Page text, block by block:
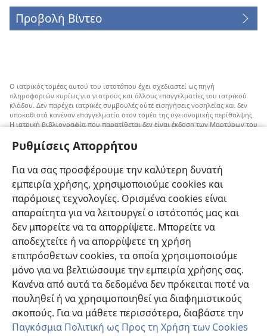
Ρυθμίσεις Απορρήτου
Για να σας προσφέρουμε την καλύτερη δυνατή
εμπειρία χρήσης, χρησιμοποιούμε cookies και
παρόμοιες τεχνολογίες. Ορισμένα cookies είναι
απαραίτητα για να λειτουργεί ο ιστότοπός μας και
δεν μπορείτε να τα απορρίψετε. Μπορείτε να
αποδεχτείτε ή να απορρίψετε τη χρήση
επιπρόσθετων cookies, τα οποία χρησιμοποιούμε
μόνο για να βελτιώσουμε την εμπειρία χρήσης σας.
Κανένα από αυτά τα δεδομένα δεν πρόκειται ποτέ να
πουληθεί ή να χρησιμοποιηθεί για διαφημιστικούς
σκοπούς. Για να μάθετε περισσότερα, διαβάστε την
Παγκόσμια Πολιτική ως Προς τη Χρήση των Cookies
Προβολή Βίντεο
Ο ιατρικός τομέας αυτού του ιστοτόπου έχει σχεδιαστεί ως πηγή
πληροφοριών κυρίως για γιατρούς και άλλους επαγγελματίες του ιατρικού
κλάδου. Δεν παρέχει ιατρικές συμβουλές ούτε εισηγήσεις νοσηλείας και δεν
υποκαθιστά κανέναν επαγγελματία στον τομέα της υγειονομικής περίθαλψης.
Η ιατρική βιβλιογραφία που παρατίθεται δεν είναι έκδοση των Μαρτύρων του
μπορούν να ληφθούν υπόψη. Αποτελεί ευθύνη του κάθε επαγγελματία στον
τομέα της υγειονομικής περίθαλψης να είναι ενήμερος για τυχόν νέες
παίρνει αποφάσεις που συμφωνούν με την ιατρική του κατάσταση, τις
επιθυμίες του, τις αξίες του και τις πεποιθήσεις του. Δεν είναι όλες οι μέθοδοι
που εμφανίζονται εδώ κατάλληλες ή αποδεκτές από όλους τους ασθενείς.
Ασθενείς: Να ζητάτε πάντα τη συμβουλή του γιατρού σας ή κάποιου άλλου
επαγγελματία στον τομέα της υγειονομικής περίθαλψης όσον αφορά τις
ιατρικές παθήσεις ή θεραπείες. Απευθυνθείτε σε κάποιον γιατρό αν νιώθετε
άρρωστοι.
Η χρήση αυτού του ιστοτόπου διέπεται από
όρους χρήσης
Ρυθμίσεις Εμφάνισης